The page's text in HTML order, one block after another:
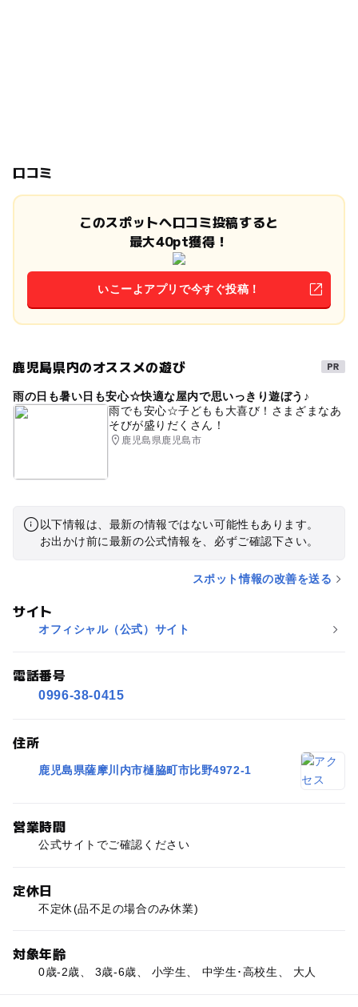
口コミ
このスポットへ口コミ投稿すると
最大40pt獲得！
いこーよアプリで今すぐ投稿！
鹿児島県内のオススメの遊び
雨の日も暑い日も安心☆快適な屋内で思いっきり遊ぼう♪
雨でも安心☆子どもも大喜び！さまざまなあ
そびが盛りだくさん！
鹿児島県鹿児島市
以下情報は、最新の情報ではない可能性もあります。
お出かけ前に最新の公式情報を、必ずご確認下さい。
スポット情報の改善を送る
サイト
オフィシャル（公式）サイト
電話番号
0996-38-0415
住所
鹿児島県薩摩川内市樋脇町市比野4972-1
営業時間
公式サイトでご確認ください
定休日
不定休(品不足の場合のみ休業)
対象年齢
0歳-2歳、 3歳-6歳、 小学生、 中学生･高校生、 大人